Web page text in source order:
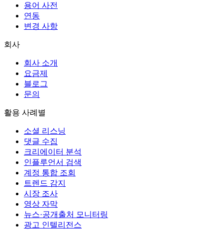
용어 사전
연동
변경 사항
회사
회사 소개
요금제
블로그
문의
활용 사례별
소셜 리스닝
댓글 수집
크리에이터 분석
인플루언서 검색
계정 통합 조회
트렌드 감지
시장 조사
영상 자막
뉴스·공개출처 모니터링
광고 인텔리전스